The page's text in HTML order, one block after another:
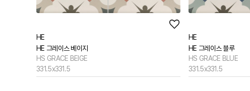
HE
HE 그레이스 베이지
HS GRACE BEIGE
331.5x331.5
HE
HE 그레이스 블루
HS GRACE BLUE
331.5x331.5